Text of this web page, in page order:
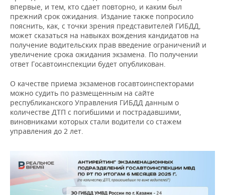
впервые, и тем, кто сдает повторно, и каким был
прежний срок ожидания. Издание также попросило
пояснить, как, с точки зрения представителей ГИБДД,
может сказаться на навыках вождения кандидатов на
получение водительских прав введение ограничений и
увеличение срока ожидания экзамена. По получении
ответ Госавтоинспекции будет опубликован.
О качестве приема экзаменов госавтоинспекторами
можно судить по размещенным на сайте
республиканского Управления ГИБДД данным о
количестве ДТП с погибшими и пострадавшими,
виновниками которых стали водители со стажем
управления до 2 лет.